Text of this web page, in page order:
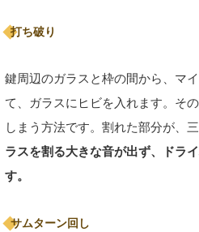
打ち破り
鍵周辺のガラスと枠の間から、マ
て、ガラスにヒビを入れます。そ
しまう方法です。割れた部分が、
ラスを割る大きな音が出ず、ドラ
す。
サムターン回し